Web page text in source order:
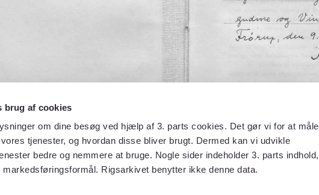
brug af cookies
om dine besøg ved hjælp af 3. parts cookies. Det gør vi for at måle
tjenester, og hvordan disse bliver brugt. Dermed kan vi udvikle
bedre og nemmere at bruge. Nogle sider indeholder 3. parts indhold,
Rigsarkivet benytter ikke denne data.